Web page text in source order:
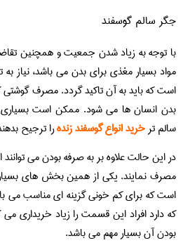
جگر سالم گوسفند
با توجه به زیاد شدن جمعیت و همچنین
مواد بسیار مغذی برای بدن می باشد، نیاز
است که باید به آن تاکید گردد. مصرف گوشتی
بدن انسان ها می شود. ممکن است بسیاری
سالم ترخرید انواع گوسفند زندهرا ترجیح
در این حالت علاوه بر به صرفه بودن می
مصرف نمایند. یکی از همین بخش های بسیار
است که برای کم خونی گزینه ای مناسب می
که دارد افراد این قسمت را زیاد خریداری
بودن آن بسیار مهم می باشد.